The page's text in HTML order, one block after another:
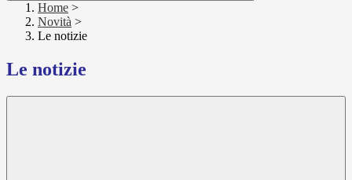
Home >
Novità >
Le notizie
Le notizie